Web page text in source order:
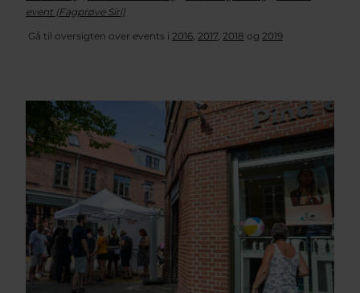
event (Fagprøve Siri)
Gå til oversigten over events i 2016, 2017, 2018 og 2019